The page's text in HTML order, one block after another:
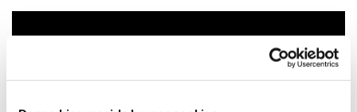
Du vil måske også kunne lide...